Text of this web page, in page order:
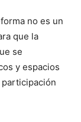
no es un
que la
se
y espacios